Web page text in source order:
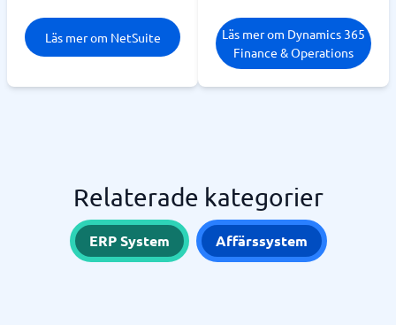
Läs mer om NetSuite
Läs mer om Dynamics 365
Finance & Operations
Relaterade kategorier
ERP System Affärssystem